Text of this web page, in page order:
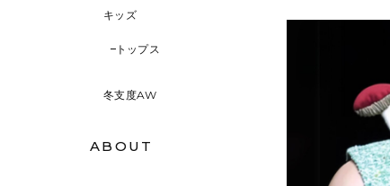
キッズ
トップス
冬支度AW
ABOUT